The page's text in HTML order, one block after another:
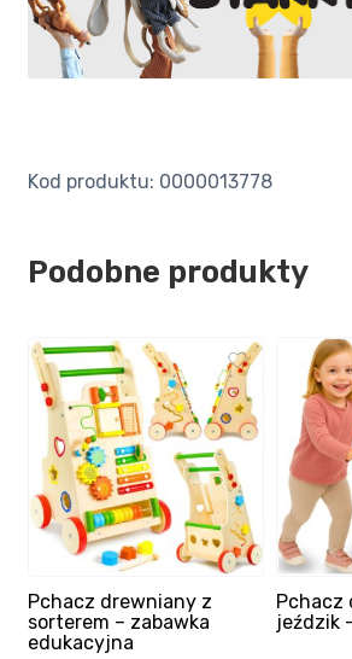
Kod produktu: 0000013778
Podobne produkty
Pchacz drewniany z
sorterem – zabawka
edukacyjna
Pchacz
jeździk